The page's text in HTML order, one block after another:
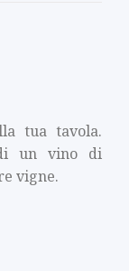
tua tavola.
un vino di
vigne.